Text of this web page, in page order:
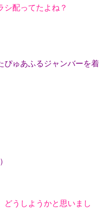
シ配ってたよね？
ぴゅあふるジャンバーを着
どうしようかと思いまし